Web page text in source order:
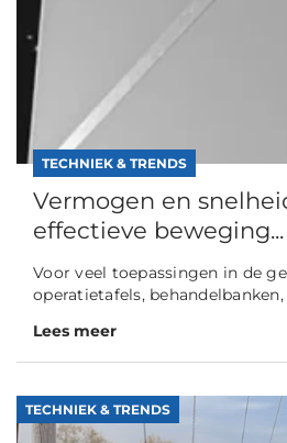
TECHNIEK & TRENDS
Vermogen en
effectieve beweging...
Voor veel toepassingen in de
operatietafels, behandelbanken,
Lees meer
TECHNIEK & TRENDS